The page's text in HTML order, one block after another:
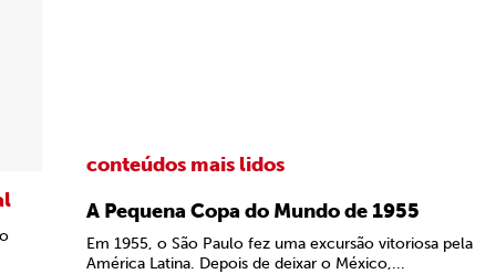
conteúdos mais lidos
A Pequena Copa do Mundo de 1955
Em 1955, o São Paulo fez uma excursão vitoriosa pela
América Latina. Depois de deixar o México,...